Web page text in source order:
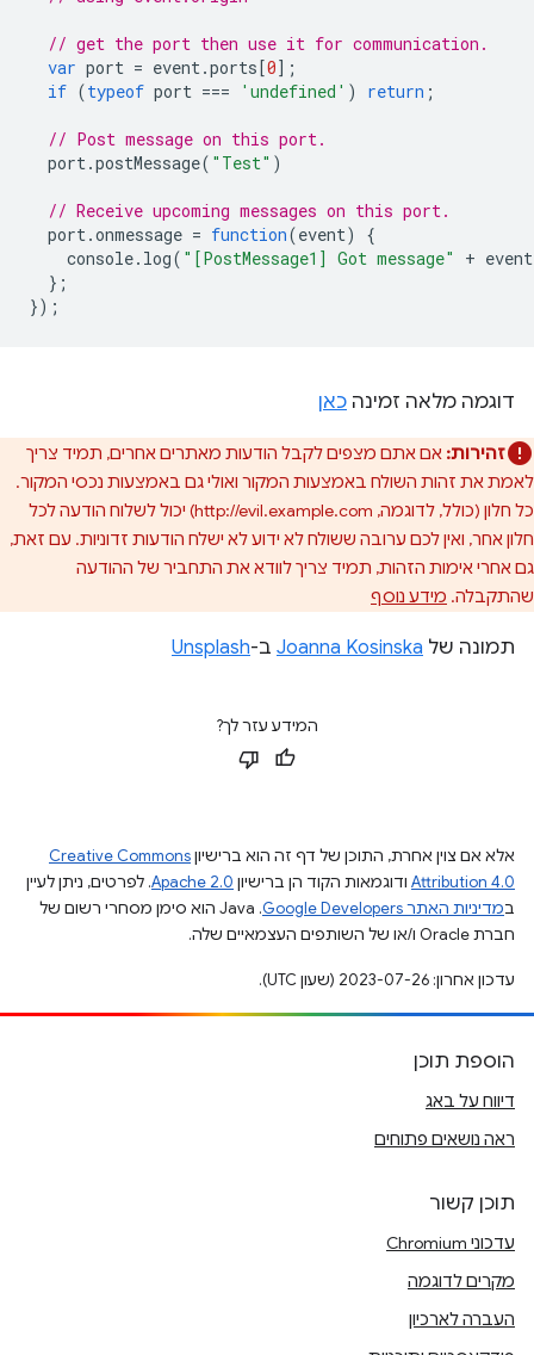
// get the port then use it for communication.
var port = event.ports[0];
if (typeof port === 'undefined' ) return ;
// Post message on this port.
port.postMessage( "Test" )
// Receive upcoming messages on this port.
port.onmessage = function(event)
{
console. log( "[PostMessage1] Got message" + event
};
});
דוגמה מלאה זמינה כאן
זהירות: אם אתם מצפים לקבל הודעות מאתרים אחרים, תמיד צריך
לאמת את זהות השולח באמצעות המקור ואולי גם באמצעות נכסי המקור.
כל חלון (כולל, לדוגמה, http://evil.example.com) יכול לשלוח הודעה לכל
חלון אחר, ואין לכם ערובה ששולח לא ידוע לא ישלח הודעות זדוניות. עם זאת,
גם אחרי אימות הזהות, תמיד צריך לוודא את התחביר של ההודעה
שהתקבלה. מידע נוסף
תמונה של Joanna Kosinska ב-Unsplash
המידע עזר לך?
אלא אם צוין אחרת, התוכן של דף זה הוא ברישיוןCreative Commons
Attribution 4.0 ודוגמאות הקוד הן ברישיון Apache 2.0. לפרטים, ניתן לעיין
במדיניות האתר Google Developers‏
.‏ Java הוא סימן מסחרי רשום של
חברת Oracle ו/או של השותפים העצמאיים שלה.
עדכון אחרון: 2023-07-26 (שעון UTC).
הוספת תוכן
דיווח על באג
ראה נושאים פתוחים
תוכן קשור
עדכוני Chromium
מקרים לדוגמה
העברה לארכיון